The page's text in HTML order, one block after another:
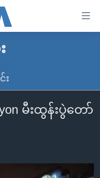
း
မီးထွန်းပွဲတော်​​​​​​​